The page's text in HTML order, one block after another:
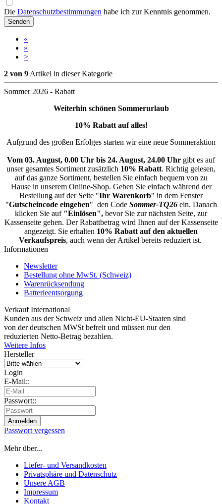
Die Datenschutzbestimmungen habe ich zur Kenntnis genommen.
Senden
«
»
>|
2 von 9Artikel in dieser Kategorie
Sommer 2026 - Rabatt
Weiterhin schönen Sommerurlaub
10% Rabatt auf alles!
Aufgrund des großen Erfolges starten wir eine neue Sommeraktion
Vom 03. August, 0.00 Uhr bis 24. August, 24.00 Uhr gibt es auf
unser gesamtes Sortiment zusätzlich 10% Rabatt. Richtig gelesen,
auf das ganze Sortiment, bestellen Sie einfach bequem von zu
Hause in unserem Online-Shop. Geben Sie einfach während der
Bestellung auf der Seite "Ihr Warenkorb" in dem Fenster
"Gutscheincode eingeben" den Code Sommer-TQ26 ein. Danach
klicken Sie auf "Einlösen", bevor Sie zur nächsten Seite, zur
Kassenseite gehen. Der Rabattbetrag wird Ihnen auf der Kassenseite
angezeigt. Sie erhalten 10% Rabatt auf den aktuellen
Verkaufspreis, auch wenn der Artikel bereits reduziert ist.
Informationen
Newsletter
Bestellung ohne MwSt. (Schweiz)
Warenrücksendung
Batterieentsorgung
Verkauf International
Kunden aus der Schweiz und allen Nicht-EU-Staaten sind
von der deutschen MWSt befreit und müssen nur den
reduzierten Netto-Betrag bezahlen.
Weitere Infos
Hersteller
Login
E-Mail::
Passwort::
Passwort vergessen
Mehr über...
Liefer- und Versandkosten
Privatsphäre und Datenschutz
Unsere AGB
Impressum
Kontakt